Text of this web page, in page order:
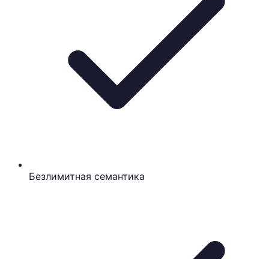
Безлимитная семантика